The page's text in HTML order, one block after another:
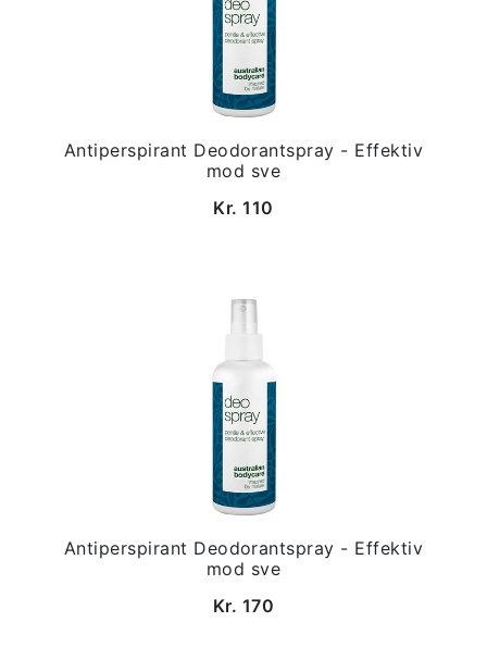
Antiperspirant Deodorantspray - Effektiv
mod sve
Kr. 110
Antiperspirant Deodorantspray - Effektiv
mod sve
Kr. 170